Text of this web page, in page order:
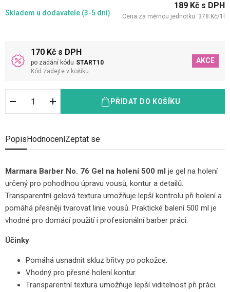
Skladem u dodavatele (3-5 dní)
189 Kč s DPH
Cena za měrnou jednotku: 378 Kč/1
170 Kč s DPH
po zadání kódu START10
Kód zadejte v košíku
AKCE
PŘIDAT DO KOŠÍKU
Popis HodnoceníZeptat se
Marmara Barber No. 76 Gel na holení 500 ml je gel na holení
určený pro pohodlnou úpravu vousů, kontur a detailů.
Transparentní gelová textura umožňuje lepší kontrolu při holení a
pomáhá přesněji tvarovat linie vousů. Praktické balení 500 ml je
vhodné pro domácí použití i profesionální barber práci.
Účinky
Pomáhá usnadnit skluz břitvy po pokožce.
Vhodný pro přesné holení kontur.
Transparentní textura umožňuje lepší viditelnost při práci.